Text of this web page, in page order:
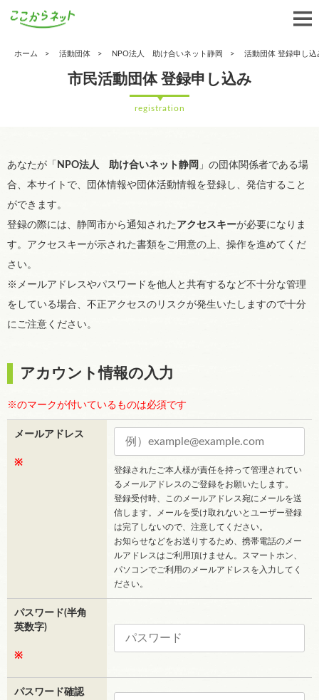
ホーム 活動団体 NPO法人 助け合いネット静岡 活動団体 登録申し込
市民活動団体 登録申し込み
registration
あなたが「 NPO法人 助け合いネット静岡 」の団体関係者である場
合、本サイトで、団体情報や団体活動情報を登録し、発信すること
ができます。
登録の際には、静岡市から通知されたアクセスキーが必要になりま
す。アクセスキーが示された書類をご用意の上、操作を進めてくだ
さい。
※メールアドレスやパスワードを他人と共有するなど不十分な管理
をしている場合、不正アクセスのリスクが発生いたしますので十分
にご注意ください。
アカウント情報の入力
※のマークが付いているものは必須です
メールアドレス
※
登録されたご本人様が責任を持って管理されてい
るメールアドレスのご登録をお願いたします。
登録受付時、このメールアドレス宛にメールを送
信します。メールを受け取れないとユーザー登録
は完了しないので、注意してください。
お知らせなどをお送りするため、携帯電話のメー
ルアドレスはご利用頂けません。スマートホン、
パソコンでご利用のメールアドレスを入力してく
ださい。
パスワード(半角
英数字)
※
パスワード確認